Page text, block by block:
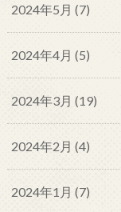
2024年5月 (7)
2024年4月 (5)
2024年3月 (19)
2024年2月 (4)
2024年1月 (7)